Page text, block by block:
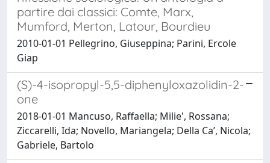
partire dai classici: Comte, Marx,
Mumford, Merton, Latour, Bourdieu
2010-01-01 Pellegrino, Giuseppina; Parini, Ercole
Giap
(S)-4-isopropyl-5,5-diphenyloxazolidin-2-
one
2018-01-01 Mancuso, Raffaella; Milie', Rossana;
Ziccarelli, Ida; Novello, Mariangela; Della Ca’, Nicola;
Gabriele, Bartolo